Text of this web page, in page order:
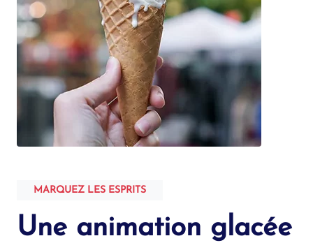
MARQUEZ LES ESPRITS
Une animation glacée